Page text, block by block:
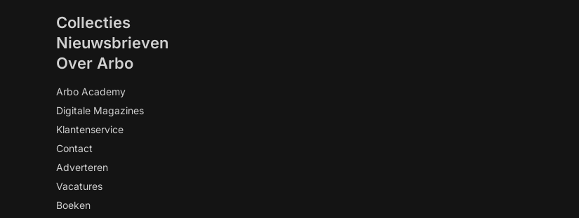
Collecties
Nieuwsbrieven
Over Arbo
Arbo Academy
Digitale Magazines
Klantenservice
Contact
Adverteren
Vacatures
Boeken